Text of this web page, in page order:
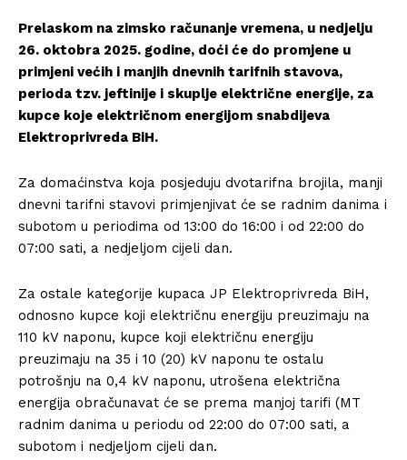
Prelaskom na zimsko računanje vremena, u nedjelju
26. oktobra 2025. godine, doći će do promjene u
primjeni većih i manjih dnevnih tarifnih stavova,
perioda tzv. jeftinije i skuplje električne energije, za
kupce koje električnom energijom snabdijeva
Elektroprivreda BiH.
Za domaćinstva koja posjeduju dvotarifna brojila, manji
dnevni tarifni stavovi primjenjivat će se radnim danima i
subotom u periodima od 13:00 do 16:00 i od 22:00 do
07:00 sati, a nedjeljom cijeli dan.
Za ostale kategorije kupaca JP Elektroprivreda BiH,
odnosno kupce koji električnu energiju preuzimaju na
110 kV naponu, kupce koji električnu energiju
preuzimaju na 35 i 10 (20) kV naponu te ostalu
potrošnju na 0,4 kV naponu, utrošena električna
energija obračunavat će se prema manjoj tarifi (MT
radnim danima u periodu od 22:00 do 07:00 sati, a
subotom i nedjeljom cijeli dan.